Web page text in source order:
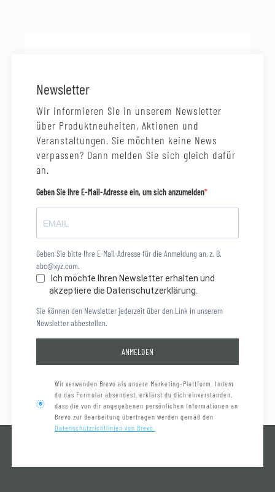
Newsletter
Wir informieren Sie in unserem Newsletter
über Produktneuheiten, Aktionen und
Veranstaltungen. Sie möchten keine News
verpassen? Dann melden Sie sich gleich dafür
an.
Geben Sie Ihre E-Mail-Adresse ein, um sich anzumelden
Geben Sie bitte Ihre E-Mail-Adresse für die Anmeldung an, z. B.
abc@xyz.com.
Ich möchte Ihren Newsletter erhalten und
akzeptiere die Datenschutzerklärung.
Sie können den Newsletter jederzeit über den Link in unserem
Newsletter abbestellen.
ANMELDEN
Wir verwenden Brevo als unsere Marketing-Plattform. Indem
du das Formular absendest, erklärst du dich einverstanden,
dass die von dir angegebenen persönlichen Informationen an
Brevo zur Bearbeitung übertragen werden gemäß den
Datenschutzrichtlinien von Brevo.